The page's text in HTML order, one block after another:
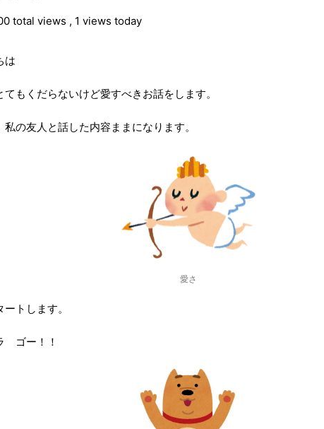
total views , 1 views today
は
てもくだらないけど愛すべきお話をします。
私の友人と話した内容ままになります。
愛さ
トします。
ゴー！！